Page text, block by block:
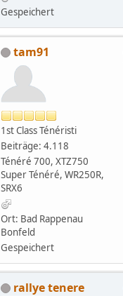
Gespeichert
tam91
1st Class Ténéristi
Beiträge: 4.118
Ténéré 700, XTZ750
Super Ténéré, WR250R,
SRX6
Ort: Bad Rappenau
Bonfeld
Gespeichert
rallye tenere